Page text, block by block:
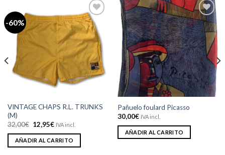
-60%
Añadir
lista de
deseos
VINTAGE CHAPS R.L. TRUNKS
(M)
32,00€ El
precio
original
era:
32,00€.
12,95€El
actual
es:
12,95€.
IVA incl.
AÑADIR AL CARRITO
Añadir
a la
lista de
deseos
Pañuelo foulard Picasso
30,00€ IVA incl.
AÑADIR AL CARRITO